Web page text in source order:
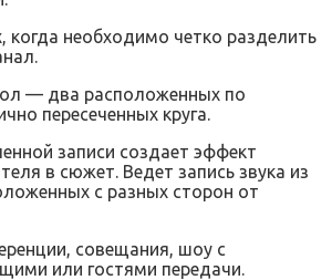
когда необходимо четко разделить
— два расположенных по
пересеченных круга.
записи создает эффект
в сюжет. Ведет запись звука из
с разных сторон от
совещания, шоу с
или гостями передачи.